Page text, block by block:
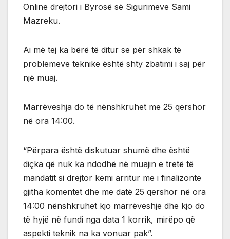
Online drejtori i Byrosë së Sigurimeve Sami
Mazreku.
Ai më tej ka bërë të ditur se për shkak të
problemeve teknike është shty zbatimi i saj për
një muaj.
Marrëveshja do të nënshkruhet me 25 qershor
në ora 14:00.
“Përpara është diskutuar shumë dhe është
diçka që nuk ka ndodhë në muajin e tretë të
mandatit si drejtor kemi arritur me i finalizonte
gjitha komentet dhe me datë 25 qershor në ora
14:00 nënshkruhet kjo marrëveshje dhe kjo do
të hyjë në fundi nga data 1 korrik, mirëpo që
aspekti teknik na ka vonuar pak”.